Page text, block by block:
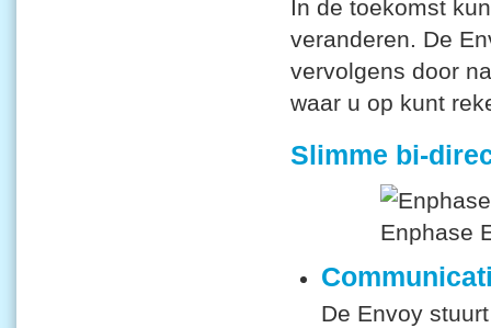
In de toekomst
veranderen. De
vervolgens door
waar u op kunt
Slimme bi-
De Envoy